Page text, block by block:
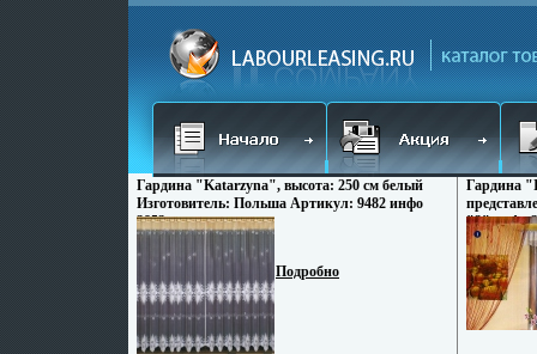
Гардина "Katarzyna", высота: 250 см белый
Изготовитель: Польша Артикул: 9482 инфо
3853r.
Подробно
Гардина
"2" инфо